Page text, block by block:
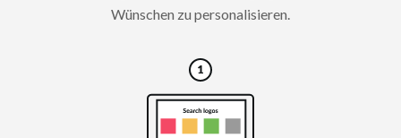
Wünschen zu personalisieren.